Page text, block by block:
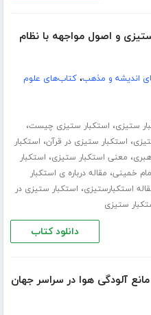
و اصول مواجهه با نظام
اندیشه و مذهب،کتاب‌های علوم
ستیزی، استکبار ستیزی چیست،
، استکبار ستیزی در قرآن، استکبار
، معنی استکبار ستیزی، استکبار
خمینی، مقاله درباره ی استکبار
استکبارستیزی، استکبار ستیزی در
ستیزی
دانلود کتاب
می‌تواند مانع آلودگی هوا در سراسر جهان